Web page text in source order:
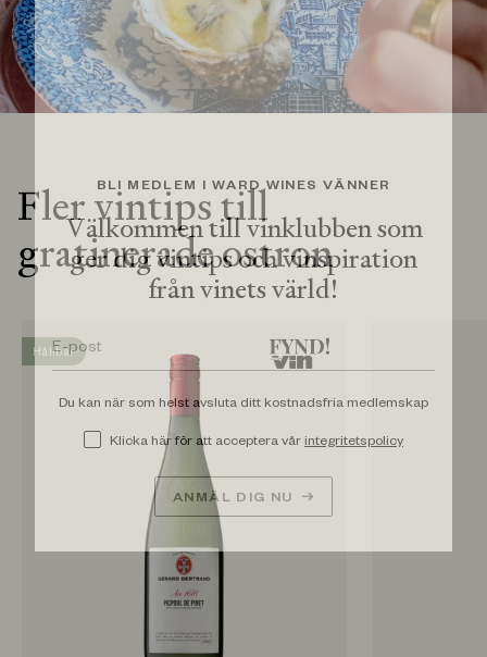
BLI MEDLEM I WARD WINES VÄNNER
Välkommen till vinklubben som
ger dig vintips och vinspiration
från vinets värld!
Du kan när som helst avsluta ditt kostnadsfria medlemskap
Klicka här för att acceptera vår integritetspolicy
ANMÄL DIG NU
Fler vintips till
gratinerade ostron
Hållbar